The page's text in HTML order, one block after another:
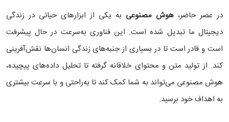
در عصر حاضر، هوش مصنوعی به یکی از ابزارهای حیاتی در زندگی
دیجیتال ما تبدیل شده است. این فناوری به‌سرعت در حال پیشرفت
است و قادر است تا در بسیاری از جنبه‌های زندگی انسان‌ها نقش‌آفرینی
کند. از تولید متن و محتوای خلاقانه گرفته تا تحلیل داده‌های پیچیده،
هوش مصنوعی می‌تواند به شما کمک کند تا به‌راحتی و با سرعت بیشتری
به اهداف خود برسید.